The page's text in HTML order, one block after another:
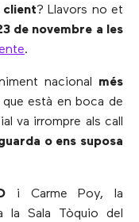
client? Llavors no et
de novembre a les
.
nacional més
està en boca de
va irrompre als call
o ens suposa
i Carme Poy, la
la Sala Tòquio del